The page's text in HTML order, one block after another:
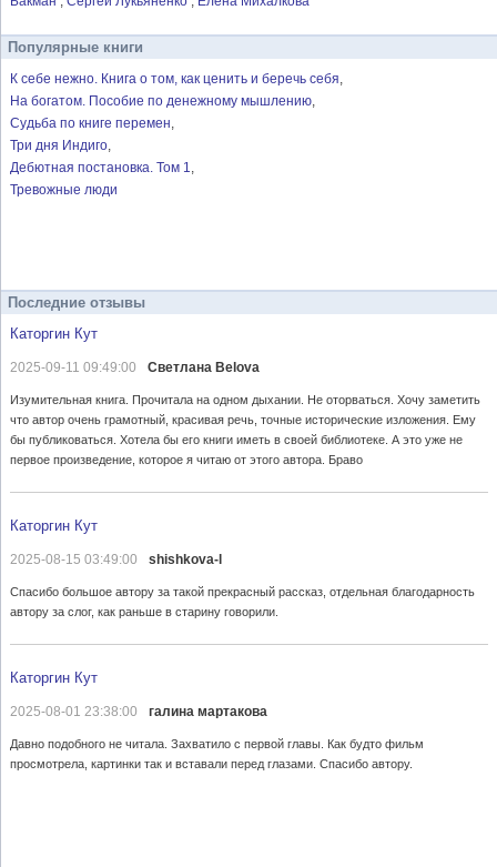
Популярные книги
К себе нежно. Книга о том, как ценить и беречь себя
На богатом. Пособие по денежному мышлению
Судьба по книге перемен
Три дня Индиго
Дебютная постановка. Том 1
Тревожные люди
Последние отзывы
Каторгин Кут
2025-09-11 09:49:00 Светлана Belova
Изумительная книга. Прочитала на одном дыхании. Не оторваться. Хочу заметить
что автор очень грамотный, красивая речь, точные исторические изложения. Ему
бы публиковаться. Хотела бы его книги иметь в своей библиотеке. А это уже не
первое произведение, которое я читаю от этого автора. Браво
Каторгин Кут
2025-08-15 03:49:00 shishkova-l
Спасибо большое автору за такой прекрасный рассказ, отдельная благодарность
автору за слог, как раньше в старину говорили.
Каторгин Кут
2025-08-01 23:38:00 галина мартакова
Давно подобного не читала. Захватило с первой главы. Как будто фильм
просмотрела, картинки так и вставали перед глазами. Спасибо автору.